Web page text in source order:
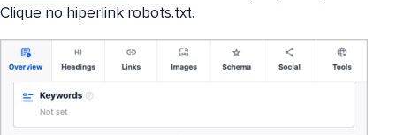
Clique no hiperlink robots.txt.